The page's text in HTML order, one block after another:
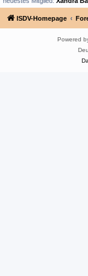
ISDV-Homepage
Powered